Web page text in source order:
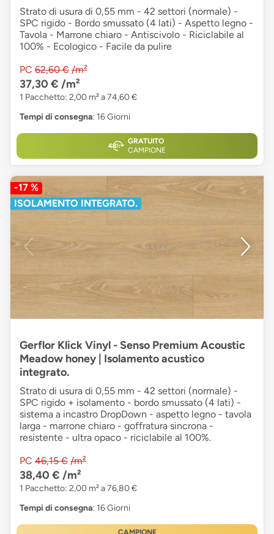
Strato di usura di 0,55 mm - 42 settori (normale) -
SPC rigido - Bordo smussato (4 lati) - Aspetto legno -
Tavola - Marrone chiaro - Antiscivolo - Riciclabile al
100% - Ecologico - Facile da pulire
PC 62,60 € /m²
37,30 € /m²
1 Pacchetto: 2,00 m² a 74,60 €
Tempi di consegna: 16 Giorni
GRATUITO
CAMPIONE
-17 %
ISOLAMENTO INTEGRATO.
Gerflor Klick Vinyl - Senso Premium Acoustic
Meadow honey | Isolamento acustico
integrato.
Strato di usura di 0,55 mm - 42 settori (normale) -
SPC rigido + isolamento - bordo smussato (4 lati) -
sistema a incastro DropDown - aspetto legno - tavola
larga - marrone chiaro - goffratura sincrona -
resistente - ultra opaco - riciclabile al 100%.
PC 46,15 € /m²
38,40 € /m²
1 Pacchetto: 2,00 m² a 76,80 €
Tempi di consegna: 16 Giorni
CAMPIONE